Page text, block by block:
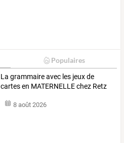
Populaires
La grammaire avec les jeux de
cartes en MATERNELLE chez Retz
8 août 2026